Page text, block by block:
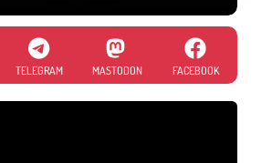
TELEGRAM MASTODON FACEBOOK